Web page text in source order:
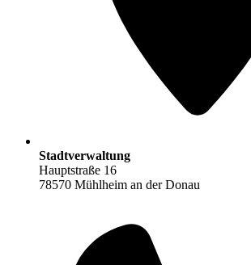
Stadtverwaltung
Hauptstraße 16
78570 Mühlheim an der Donau